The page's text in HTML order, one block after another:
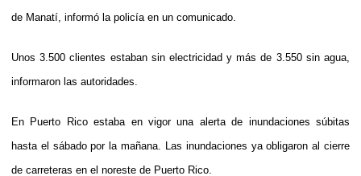
de Manatí, informó la policía en un comunicado.
Unos 3.500 clientes estaban sin electricidad y más de 3.550 sin agua,
informaron las autoridades.
En Puerto Rico estaba en vigor una alerta de inundaciones súbitas
hasta el sábado por la mañana. Las inundaciones ya obligaron al cierre
de carreteras en el noreste de Puerto Rico.